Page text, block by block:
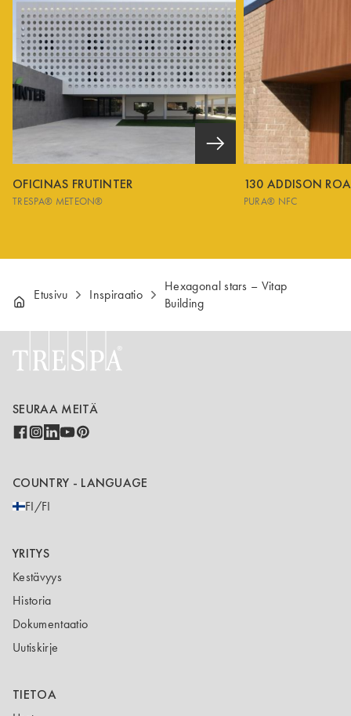
OFICINAS FRUTINTER
TRESPA® METEON®
130 ADDISON
PURA® NFC
Etusivu Inspiraatio
Hexagonal stars – Vitap
Building
SEURAA MEITÄ
COUNTRY - LANGUAGE
FI/FI
YRITYS
Kestävyys
Historia
Dokumentaatio
Uutiskirje
TIETOA